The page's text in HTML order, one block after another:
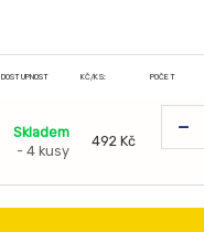
DOSTUPNOST KČ/KS: POČET
Skladem
- 4 kusy
492 Kč -